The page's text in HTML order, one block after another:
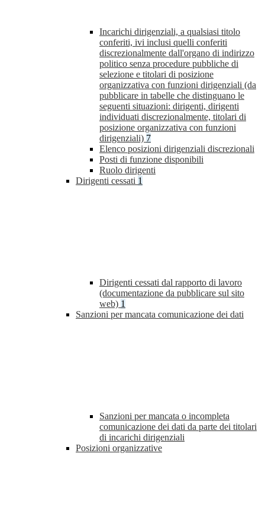
Incarichi dirigenziali, a qualsiasi titolo
conferiti, ivi inclusi quelli conferiti
discrezionalmente dall'organo di indirizzo
politico senza procedure pubbliche di
selezione e titolari di posizione
organizzativa con funzioni dirigenziali (da
pubblicare in tabelle che distinguano le
seguenti situazioni: dirigenti, dirigenti
individuati discrezionalmente, titolari di
posizione organizzativa con funzioni
dirigenziali) 7
Elenco posizioni dirigenziali discrezionali
Posti di funzione disponibili
Ruolo dirigenti
Dirigenti cessati 1
Dirigenti cessati dal rapporto di lavoro
(documentazione da pubblicare sul sito
web) 1
Sanzioni per mancata comunicazione dei dati
Sanzioni per mancata o incompleta
comunicazione dei dati da parte dei titolari
di incarichi dirigenziali
Posizioni organizzative